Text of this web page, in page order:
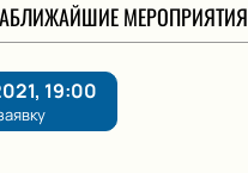
БЛИЖАЙШИЕ МЕРОПРИЯТИЯ